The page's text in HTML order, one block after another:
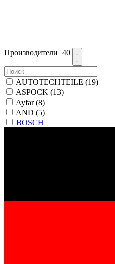
Производители 40
AUTOTECHTEILE (19)
ASPOCK (13)
Ayfar(8)
AND (5)
BOSCH